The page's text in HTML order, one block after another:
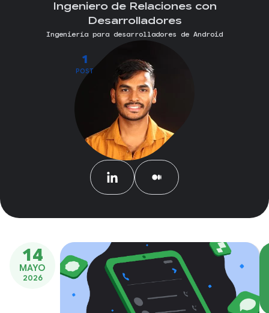
1
POST
Ingeniero de Relaciones con
Desarrolladores
Ingeniería para desarrolladores de Android
14
MAYO
2026